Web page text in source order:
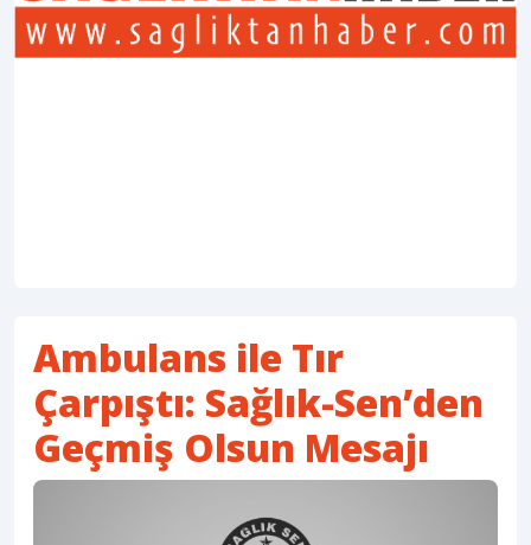
Ambulans ile Tır
Çarpıştı: Sağlık-Sen’den
Geçmiş Olsun Mesajı